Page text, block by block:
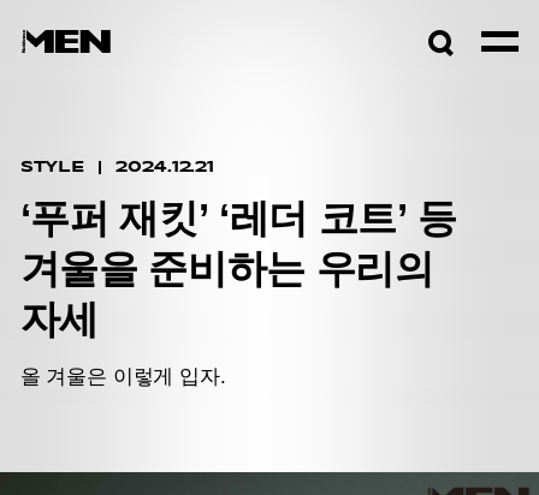
STYLE 2024.12.21
‘푸퍼 재킷’ ‘레더 코트’ 등
겨울을 준비하는 우리의
자세
올 겨울은 이렇게 입자.